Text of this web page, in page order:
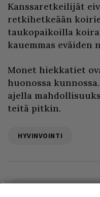
Kanssaretkeilijät
retkihetkeään
taukopaikoilla
kauemmas
Monet hiekkatiet
huonossa
ajella
teitä pitkin.
HYVINVOINTI